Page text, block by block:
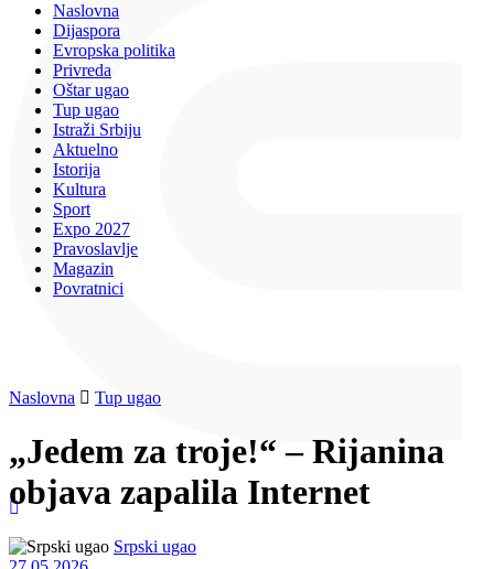
Naslovna
Dijaspora
Evropska politika
Privreda
Oštar ugao
Tup ugao
Istraži Srbiju
Aktuelno
Istorija
Kultura
Sport
Expo 2027
Pravoslavlje
Magazin
Povratnici
Naslovna Tup ugao
„Jedem za troje!“ – Rijanina
objava zapalila Internet
Srpski ugao